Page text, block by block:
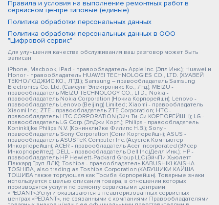
Правила и условия на выполнение ремонтных работ в
сервисном центре типовые (единые)
Политика обработки персональных данных
Политика обработки персональных данных в ООО
"Цифровой сервис"
Для улучшения качества обслуживания ваш разговор может быть
записан
iPhone, Macbook, iPad - правообладатель Apple Inc. (Эпл Инк.); Huawei и
Honor - правообладатель HUAWEI TECHNOLOGIES CO., LTD. (ХУАВЕЙ
ТЕКНОЛОДЖИС КО., ЛТД.); Samsung – правообладатель Samsung
Electronics Co. Ltd. (Самсунг Электроникс Ко., Лтд.); MEIZU -
правообладатель MEIZU TECHNOLOGY CO., LTD.; Nokia -
правообладатель Nokia Corporation (Нокиа Корпорейшн); Lenovo -
правообладатель Lenovo (Beijing) Limited; Xiaomi - правообладатель
Xiaomi Inc.; ZTE - правообладатель ZTE Corporation; HTC -
правообладатель HTC CORPORATION (Эйч-Ти-Си КОРПОРЕЙШН); LG -
правообладатель LG Corp. (ЭлДжи Корп.); Philips - правообладатель
Koninklijke Philips N.V. (Конинклийке Филипс Н.В.); Sony -
правообладатель Sony Corporation (Сони Корпорейшн); ASUS -
правообладатель ASUSTeK Computer Inc. (Асустек Компьютер
Инкорпорейшн); ACER - правообладатель Acer Incorporated (Эйсер
Инкорпорейтед); DELL - правообладатель Dell Inc.(Делл Инк.); HP -
правообладатель HP Hewlett-Packard Group LLC (ЭйчПи Хьюлетт
Паккард Груп ЛЛК); Toshiba - правообладатель KABUSHIKI KAISHA
TOSHIBA, also trading as Toshiba Corporation (КАБУШИКИ КАЙША
ТОШИБА также торгующая как Тосиба Корпорейшн). Товарные знаки
используется с целью описания товара, в отношении которых
производятся услуги по ремонту сервисными центрами
«PEDANT».Услуги оказываются в неавторизованных сервисных
центрах «PEDANT», не связанными с компаниями Правообладателями